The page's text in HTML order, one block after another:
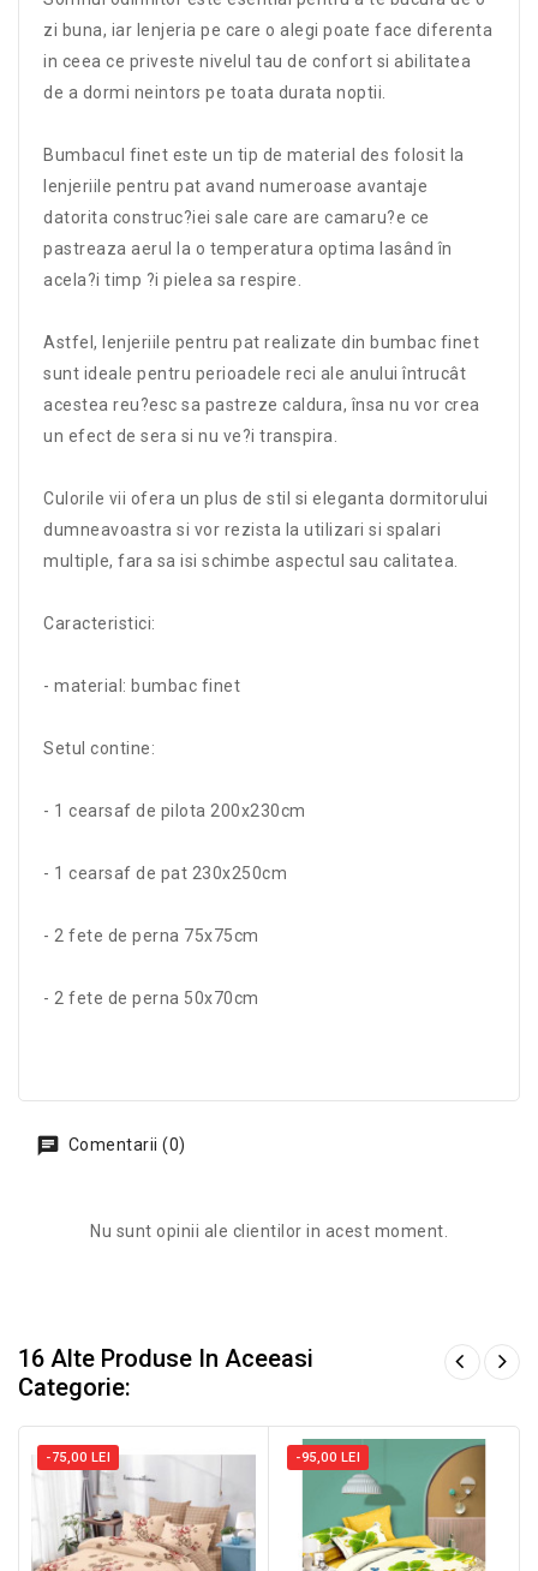
zi buna, iar lenjeria pe care o alegi poate face diferenta
in ceea ce priveste nivelul tau de confort si abilitatea
de a dormi neintors pe toata durata noptii.
Bumbacul finet este un tip de material des folosit la
lenjeriile pentru pat avand numeroase avantaje
datorita construc?iei sale care are camaru?e ce
pastreaza aerul la o temperatura optima lasând în
acela?i timp ?i pielea sa respire.
Astfel, lenjeriile pentru pat realizate din bumbac finet
sunt ideale pentru perioadele reci ale anului întrucât
acestea reu?esc sa pastreze caldura, însa nu vor crea
un efect de sera si nu ve?i transpira.
Culorile vii ofera un plus de stil si eleganta dormitorului
dumneavoastra si vor rezista la utilizari si spalari
multiple, fara sa isi schimbe aspectul sau calitatea.
Caracteristici:
- material: bumbac finet
Setul contine:
- 1 cearsaf de pilota 200x230cm
- 1 cearsaf de pat 230x250cm
- 2 fete de perna 75x75cm
- 2 fete de perna 50x70cm
Comentarii (0)
Nu sunt opinii ale clientilor in acest moment.
16 Alte Produse In Aceeasi
Categorie:
-75,00 LEI -95,00 LEI